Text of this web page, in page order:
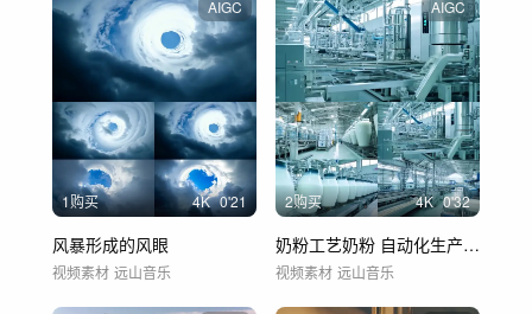
AIGC
1购买 4K 0'21
风暴形成的风眼
视频素材 远山音乐
AIGC
2购买 4K 0'32
奶粉工艺奶粉 自动化生产工厂 流水线
视频素材 远山音乐